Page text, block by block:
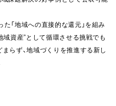
「地域への直接的な還元」を組み
域資産”として循環させる挑戦でも
らず、地域づくりを推進する新し